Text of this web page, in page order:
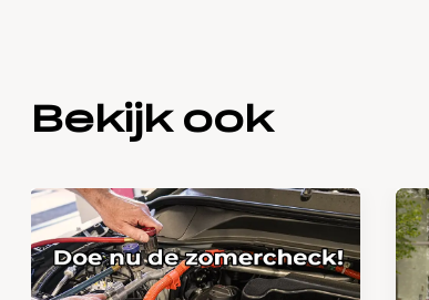
Bekijk ook